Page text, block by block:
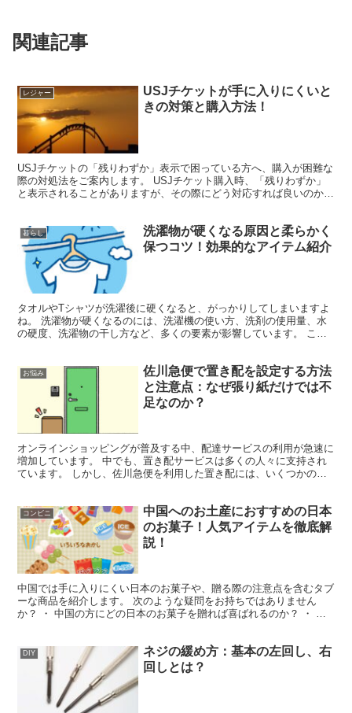
関連記事
レジャー
USJチケットが手に入りにくいと
きの対策と購入方法！
USJチケットの「残りわずか」表示で困っている方へ、購入が困難な
際の対処法をご案内します。 USJチケット購入時、「残りわずか」
と表示されることがありますが、その際にどう対応すれば良いのかを
暮らし
洗濯物が硬くなる原因と柔らかく
保つコツ！効果的なアイテム紹介
タオルやTシャツが洗濯後に硬くなると、がっかりしてしまいますよ
ね。 洗濯物が硬くなるのには、洗濯機の使い方、洗剤の使用量、水
の硬度、洗濯物の干し方など、多くの要素が影響しています。 この
お悩み
佐川急便で置き配を設定する方法
と注意点：なぜ張り紙だけでは不
足なのか？
オンラインショッピングが普及する中、配達サービスの利用が急速に
増加しています。 中でも、置き配サービスは多くの人々に支持され
ています。 しかし、佐川急便を利用した置き配には、いくつかの注
コンビニ
中国へのお土産におすすめの日本
のお菓子！人気アイテムを徹底解
説！
中国では手に入りにくい日本のお菓子や、贈る際の注意点を含むタブ
ーな商品を紹介します。 次のような疑問をお持ちではありません
か？ ・ 中国の方にどの日本のお菓子を贈れば喜ばれるのか？ ・ お
DIY
ネジの緩め方：基本の左回し、右
回しとは？